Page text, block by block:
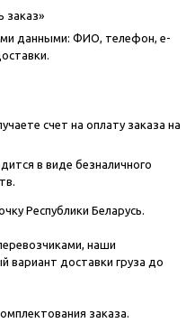
заказ»
данными: ФИО, телефон, e-
счет на оплату заказа на
в виде безналичного
Республики Беларусь.
наши
вариант доставки груза до
заказа.